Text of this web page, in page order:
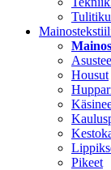
Housut
Pikeet